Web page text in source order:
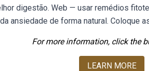
digestão. Web — usar remédios
ansiedade de forma natural. Coloque
For more information, click the
LEARN MORE